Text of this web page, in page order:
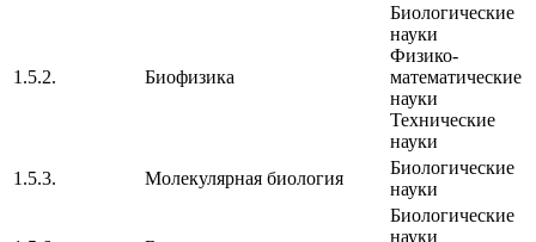
1.5.2. Биофизика
Биологические
науки
Физико-
математические
науки
Технические
науки
1.5.3.
Молекулярная биология
Биологические
науки
Биологические
науки